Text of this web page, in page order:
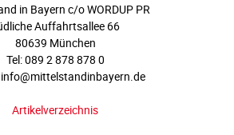
in Bayern c/o WORDUP PR
Auffahrtsallee 66
80639 München
Tel: 089 2 878 878 0
info@mittelstandinbayern.de
Artikelverzeichnis